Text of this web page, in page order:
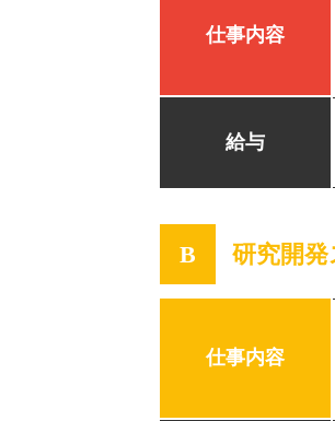
仕事内容
給与
B 研究開
仕事内容